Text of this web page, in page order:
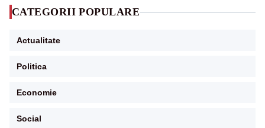
CATEGORII POPULARE
Actualitate
Politica
Economie
Social